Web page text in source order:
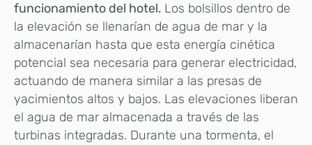
funcionamiento del hotel. Los bolsillos dentro de
la elevación se llenarían de agua de mar y la
almacenarían hasta que esta energía cinética
potencial sea necesaria para generar electricidad,
actuando de manera similar a las presas de
yacimientos altos y bajos. Las elevaciones liberan
el agua de mar almacenada a través de las
turbinas integradas. Durante una tormenta, el